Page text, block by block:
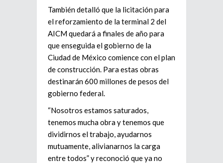
También detalló que la licitación para
el reforzamiento de la terminal 2 del
AICM quedará a finales de año para
que enseguida el gobierno de la
Ciudad de México comience con el plan
de construcción. Para estas obras
destinarán 600 millones de pesos del
gobierno federal.
“Nosotros estamos saturados,
tenemos mucha obra y tenemos que
dividirnos el trabajo, ayudarnos
mutuamente, alivianarnos la carga
entre todos” y reconoció que ya no